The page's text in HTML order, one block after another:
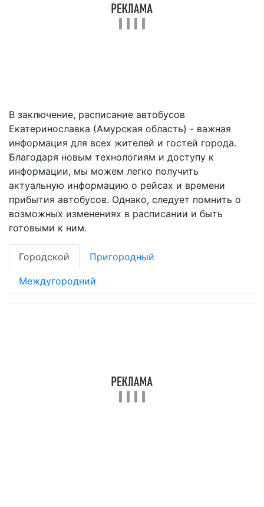
В заключение, расписание автобусов
Екатеринославка (Амурская область) - важная
информация для всех жителей и гостей города.
Благодаря новым технологиям и доступу к
информации, мы можем легко получить
актуальную информацию о рейсах и времени
прибытия автобусов. Однако, следует помнить о
возможных изменениях в расписании и быть
готовыми к ним.
Городской Пригородный
Междугородний